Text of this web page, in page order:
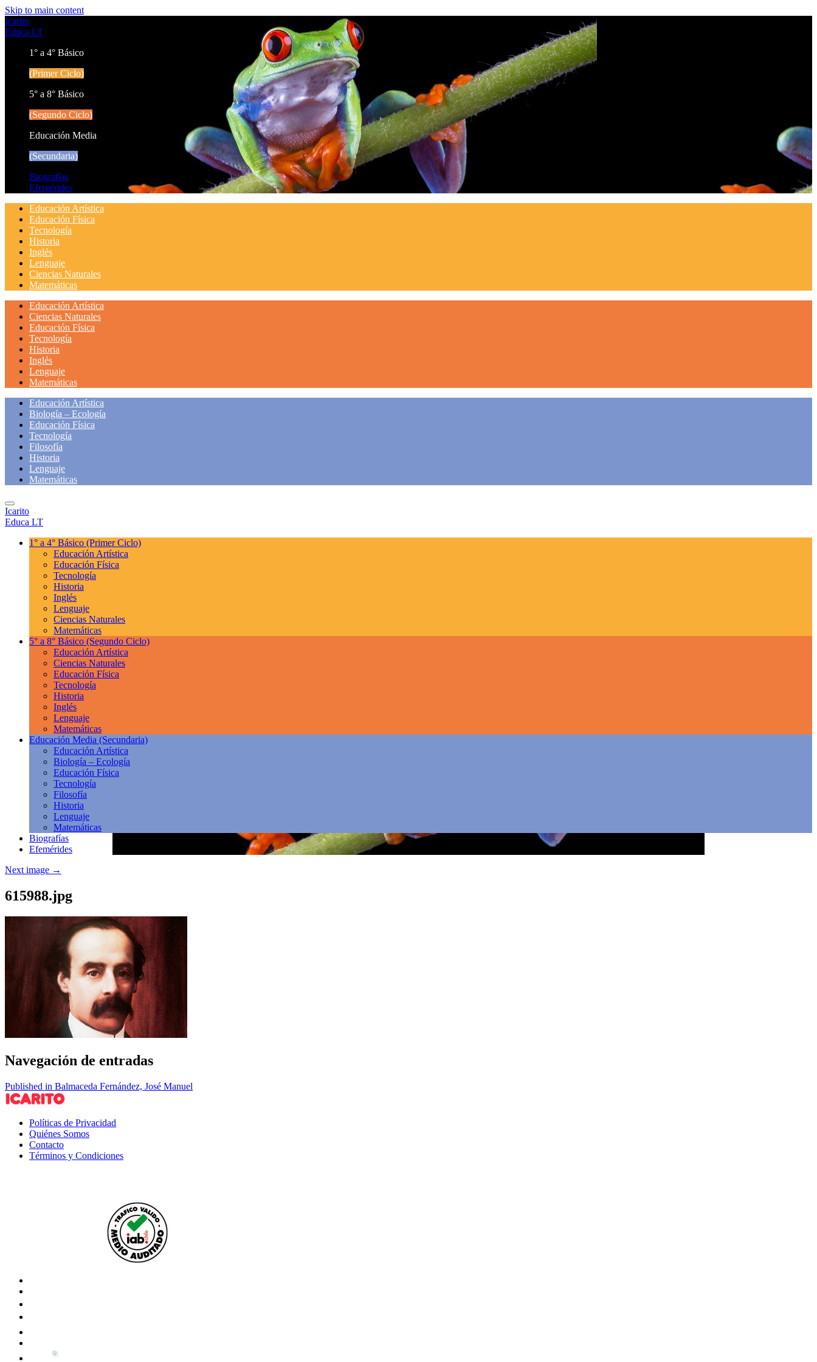
Skip to main content
Icarito
Educa LT
1° a 4° Básico
(Primer Ciclo)
5° a 8° Básico
(Segundo Ciclo)
Educación Media
(Secundaria)
Biografías
Efemérides
Educación Artística
Educación Física
Tecnología
Historia
Inglés
Lenguaje
Ciencias Naturales
Matemáticas
Educación Artística
Ciencias Naturales
Educación Física
Tecnología
Historia
Inglés
Lenguaje
Matemáticas
Educación Artística
Biología – Ecología
Educación Física
Tecnología
Filosofía
Historia
Lenguaje
Matemáticas
Icarito
Educa LT
1° a 4° Básico (Primer Ciclo)
Educación Artística
Educación Física
Tecnología
Historia
Inglés
Lenguaje
Ciencias Naturales
Matemáticas
5° a 8° Básico (Segundo Ciclo)
Educación Artística
Ciencias Naturales
Educación Física
Tecnología
Historia
Inglés
Lenguaje
Matemáticas
Educación Media (Secundaria)
Educación Artística
Biología – Ecología
Educación Física
Tecnología
Filosofía
Historia
Lenguaje
Matemáticas
Biografías
Efemérides
Next image →
615988.jpg
Navegación de entradas
Published in Balmaceda Fernández, José Manuel
Políticas de Privacidad
Quiénes Somos
Contacto
Términos y Condiciones